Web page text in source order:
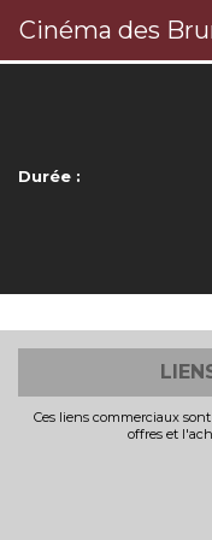
Cinéma des
Durée :
Ces liens commerciaux
offres et